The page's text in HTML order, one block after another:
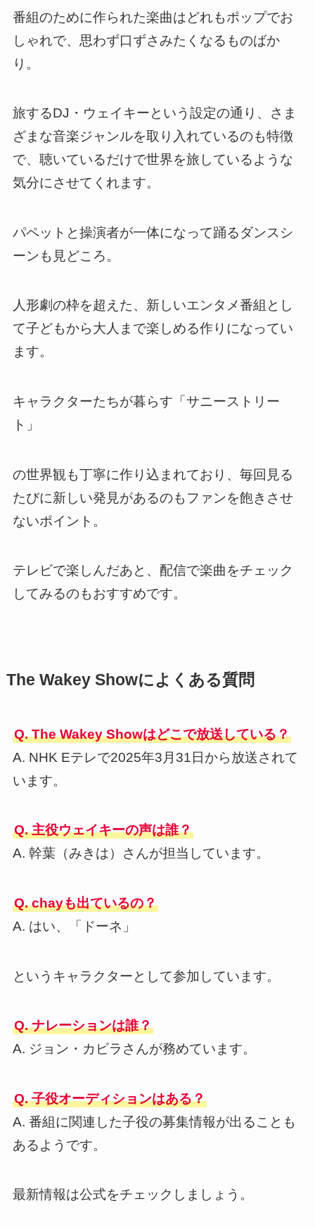
番組のために作られた楽曲はどれもポップでお
しゃれで、思わず口ずさみたくなるものばか
り。
旅するDJ・ウェイキーという設定の通り、さま
ざまな音楽ジャンルを取り入れているのも特徴
で、聴いているだけで世界を旅しているような
気分にさせてくれます。
パペットと操演者が一体になって踊るダンスシ
ーンも見どころ。
人形劇の枠を超えた、新しいエンタメ番組とし
て子どもから大人まで楽しめる作りになってい
ます。
キャラクターたちが暮らす「サニーストリー
ト」
の世界観も丁寧に作り込まれており、毎回見る
たびに新しい発見があるのもファンを飽きさせ
ないポイント。
テレビで楽しんだあと、配信で楽曲をチェック
してみるのもおすすめです。
The Wakey Showによくある質問
Q. The Wakey Showはどこで放送している？
A. NHK Eテレで2025年3月31日から放送されて
います。
Q. 主役ウェイキーの声は誰？
A. 幹葉（みきは）さんが担当しています。
Q. chayも出ているの？
A. はい、「ドーネ」
というキャラクターとして参加しています。
Q. ナレーションは誰？
A. ジョン・カビラさんが務めています。
Q. 子役オーディションはある？
A. 番組に関連した子役の募集情報が出ることも
あるようです。
最新情報は公式をチェックしましょう。